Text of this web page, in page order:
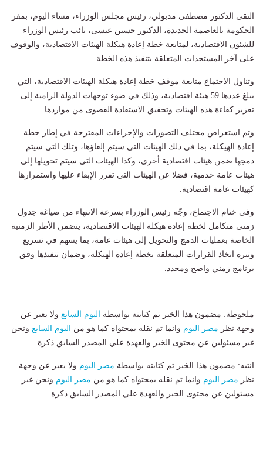
التقى الدكتور مصطفى مدبولي، رئيس مجلس الوزراء، مساء اليوم، بمقر
الحكومة بالعاصمة الجديدة، الدكتور حسين عيسى، نائب رئيس الوزراء
للشئون الاقتصادية، لمتابعة خطة إعادة هيكلة الهيئات الاقتصادية، والوقوف
على آخر المستجدات المتعلقة بتنفيذ هذه الخطة.
وتناول الاجتماع متابعة موقف خطة إعادة هيكلة الهيئات الاقتصادية، التي
يبلغ عددها 59 هيئة اقتصادية، وذلك في ضوء توجهات الدولة الرامية إلى
تعزيز كفاءة هذه الهيئات وتحقيق الاستفادة القصوى من مواردها.
وتم استعراض مختلف التصورات والإجراءات المقترحة في إطار خطة
إعادة الهيكلة، بما في ذلك الهيئات التي سيتم إلغاؤها، وتلك التي سيتم
دمجها ضمن هيئات اقتصادية أخرى، وكذا الهيئات التي سيتم تحويلها إلى
هيئات عامة خدمية، فضلا عن الهيئات التي تقرر الإبقاء عليها واستمرارها
كهيئات عامة اقتصادية.
وفي ختام الاجتماع، وجّه رئيس الوزراء بسرعة الانتهاء من صياغة جدول
زمني متكامل لخطة إعادة هيكلة الهيئات الاقتصادية، يتضمن الأطر الزمنية
الخاصة بعمليات الدمج والتحويل إلى هيئات عامة، بما يسهم في تسريع
وتيرة اتخاذ القرارات المتعلقة بخطة إعادة الهيكلة، وضمان تنفيذها وفق
برنامج زمني واضح ومحدد.
ملحوظة: مضمون هذا الخبر تم كتابته بواسطة اليوم السابع ولا يعبر عن
وجهة نظر مصر اليوم وانما تم نقله بمحتواه كما هو من اليوم السابع ونحن
غير مسئولين عن محتوى الخبر والعهدة علي المصدر السابق ذكرة.
انتبه: مضمون هذا الخبر تم كتابته بواسطة مصر اليوم ولا يعبر عن وجهة
نظر مصر اليوم وانما تم نقله بمحتواه كما هو من مصر اليوم ونحن غير
مسئولين عن محتوى الخبر والعهدة علي المصدر السابق ذكرة.